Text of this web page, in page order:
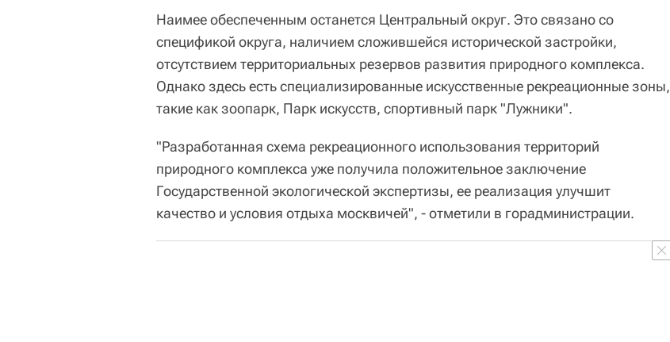
Наимее обеспеченным останется Центральный округ. Это связано со
спецификой округа, наличием сложившейся исторической застройки,
отсутствием территориальных резервов развития природного комплекса.
Однако здесь есть специализированные искусственные рекреационные зоны,
такие как зоопарк, Парк искусств, спортивный парк "Лужники".
"Разработанная схема рекреационного использования территорий
природного комплекса уже получила положительное заключение
Государственной экологической экспертизы, ее реализация улучшит
качество и условия отдыха москвичей", - отметили в горадминистрации.